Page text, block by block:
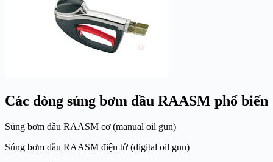
Các dòng súng bơm dầu RAASM phổ biến
Súng bơm dầu RAASM cơ (manual oil gun)
Súng bơm dầu RAASM điện tử (digital oil gun)